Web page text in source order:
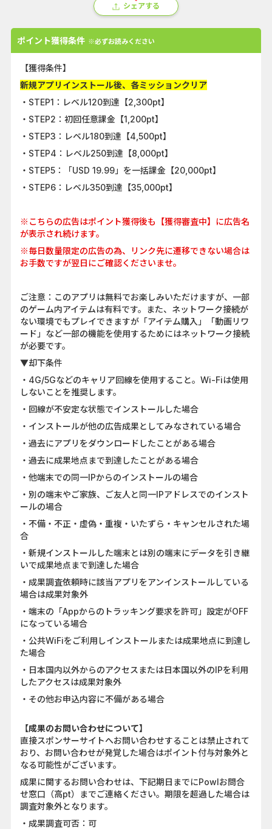
シェアする
ポイント獲得条件 ※必ずお読みください
【獲得条件】
新規アプリインストール後、各ミッションクリア
・STEP1：レベル120到達【2,300pt】
・STEP2：初回任意課金【1,200pt】
・STEP3：レベル180到達【4,500pt】
・STEP4：レベル250到達【8,000pt】
・STEP5：「USD 19.99」を一括課金【20,000pt】
・STEP6：レベル350到達【35,000pt】
※こちらの広告はポイント獲得後も【獲得審査中】に広告名
が表示され続けます。
※毎日数量限定の広告の為、リンク先に遷移できない場合は
お手数ですが翌日にご確認くださいませ。
ご注意：このアプリは無料でお楽しみいただけますが、一部
のゲーム内アイテムは有料です。また、ネットワーク接続が
ない環境でもプレイできますが「アイテム購入」「動画リワ
ード」など一部の機能を使用するためにはネットワーク接続
が必要です。
▼却下条件
・4G/5Gなどのキャリア回線を使用すること。Wi-Fiは使用
しないことを推奨します。
・回線が不安定な状態でインストールした場合
・インストールが他の広告成果としてみなされている場合
・過去にアプリをダウンロードしたことがある場合
・過去に成果地点まで到達したことがある場合
・他端末での同一IPからのインストールの場合
・別の端末やご家族、ご友人と同一IPアドレスでのインスト
ールの場合
・不備・不正・虚偽・重複・いたずら・キャンセルされた場
合
・新規インストールした端末とは別の端末にデータを引き継
いで成果地点まで到達した場合
・成果調査依頼時に該当アプリをアンインストールしている
場合は成果対象外
・端末の「Appからのトラッキング要求を許可」設定がOFF
になっている場合
・公共WiFiをご利用しインストールまたは成果地点に到達し
た場合
・日本国内以外からのアクセスまたは日本国以外のIPを利用
したアクセスは成果対象外
・その他お申込内容に不備がある場合
【成果のお問い合わせについて】
直接スポンサーサイトへお問い合わせすることは禁止されて
おり、お問い合わせが発覚した場合はポイント付与対象外と
なる可能性がございます。
成果に関するお問い合わせは、下記期日までにPowlお問合
せ窓口（高pt）までご連絡ください。期限を超過した場合は
調査対象外となります。
・成果調査可否：可